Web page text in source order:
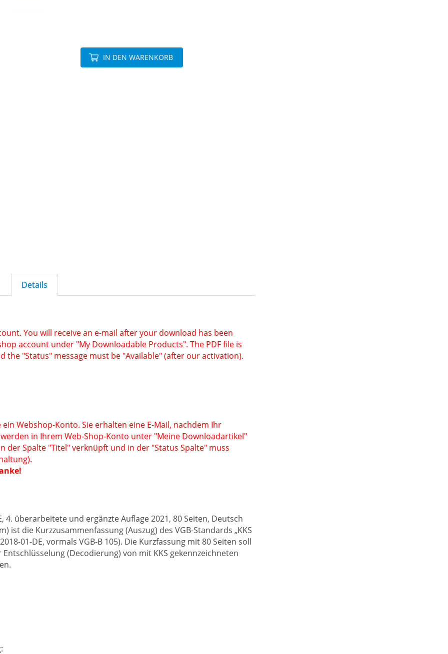
IN DEN WARENKORB
Details
You will receive an e-mail after your download has been
account under "My Downloadable Products". The PDF file is
"Status" message must be "Available" (after our activation).
Webshop-Konto. Sie erhalten eine E-Mail, nachdem Ihr
in Ihrem Web-Shop-Konto unter "Meine Downloadartikel"
der Spalte "Titel" verknüpft und in der "Status Spalte" muss
4. überarbeitete und ergänzte Auflage 2021, 80 Seiten, Deutsch
ist die Kurzzusammenfassung (Auszug) des VGB-Standards „KKS
01-DE, vormals VGB-B 105). Die Kurzfassung mit 80 Seiten soll
(Decodierung) von mit KKS gekennzeichneten